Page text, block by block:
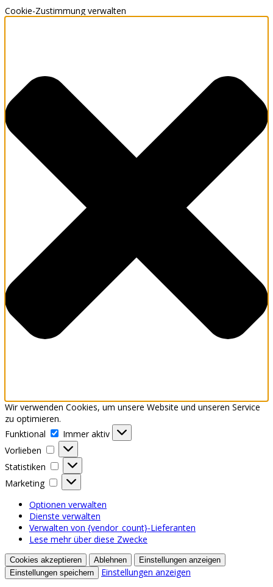
Cookie-Zustimmung verwalten
Wir verwenden Cookies, um unsere Website und unseren Service
zu optimieren.
Funktional
Funktional
Immer aktiv
Vorlieben
Vorlieben
Statistiken
Statistiken
Marketing
Marketing
Optionen verwalten
Dienste verwalten
Verwalten von {vendor_count}-Lieferanten
Lese mehr über diese Zwecke
Cookies akzeptieren Ablehnen
Einstellungen anzeigen
Einstellungen speichern
Einstellungen anzeigen